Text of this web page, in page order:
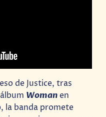
de Justice, tras
Womanen
la banda promete